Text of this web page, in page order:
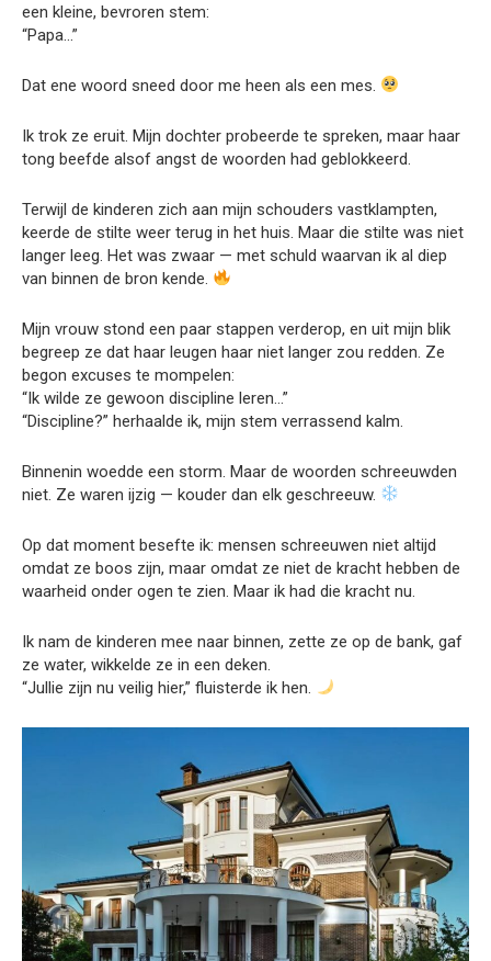
een kleine, bevroren stem:
“Papa…”
Dat ene woord sneed door me heen als een mes.
Ik trok ze eruit. Mijn dochter probeerde te spreken, maar haar
tong beefde alsof angst de woorden had geblokkeerd.
Terwijl de kinderen zich aan mijn schouders vastklampten,
keerde de stilte weer terug in het huis. Maar die stilte was niet
langer leeg. Het was zwaar — met schuld waarvan ik al diep
van binnen de bron kende.
Mijn vrouw stond een paar stappen verderop, en uit mijn blik
begreep ze dat haar leugen haar niet langer zou redden. Ze
begon excuses te mompelen:
“Ik wilde ze gewoon discipline leren…”
“Discipline?” herhaalde ik, mijn stem verrassend kalm.
Binnenin woedde een storm. Maar de woorden schreeuwden
niet. Ze waren ijzig — kouder dan elk geschreeuw.
Op dat moment besefte ik: mensen schreeuwen niet altijd
omdat ze boos zijn, maar omdat ze niet de kracht hebben de
waarheid onder ogen te zien. Maar ik had die kracht nu.
Ik nam de kinderen mee naar binnen, zette ze op de bank, gaf
ze water, wikkelde ze in een deken.
“Jullie zijn nu veilig hier,” fluisterde ik hen.